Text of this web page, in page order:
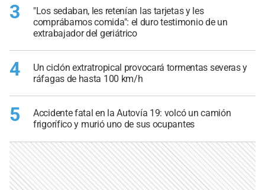
3
"Los sedaban, les retenían las tarjetas y les
comprábamos comida": el duro testimonio de un
extrabajador del geriátrico
4
Un ciclón extratropical provocará tormentas severas y
ráfagas de hasta 100 km/h
5
Accidente fatal en la Autovía 19: volcó un camión
frigorífico y murió uno de sus ocupantes